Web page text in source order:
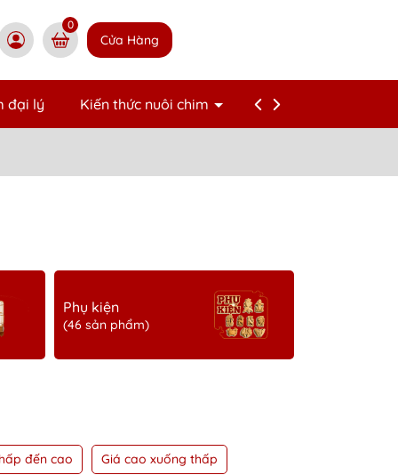
0
Cửa Hàng
đại lý Kiến thức nuôi chim Liên hệ
Phụ kiện
(46 sản phẩm)
đến cao Giá cao xuống thấp